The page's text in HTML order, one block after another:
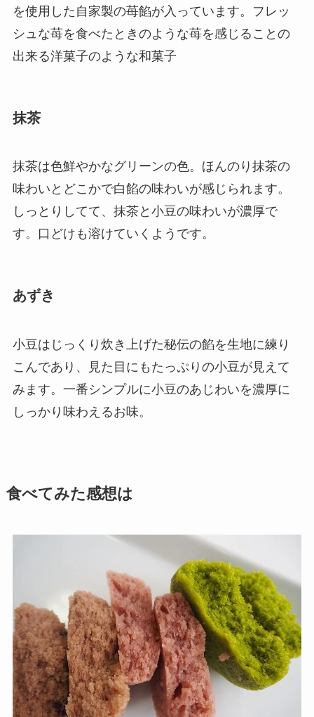
を使用した自家製の苺餡が入っています。フレッ
シュな苺を食べたときのような苺を感じることの
出来る洋菓子のような和菓子
抹茶
抹茶は色鮮やかなグリーンの色。ほんのり抹茶の
味わいとどこかで白餡の味わいが感じられます。
しっとりしてて、抹茶と小豆の味わいが濃厚で
す。口どけも溶けていくようです。
あずき
小豆はじっくり炊き上げた秘伝の餡を生地に練り
こんであり、見た目にもたっぷりの小豆が見えて
みます。一番シンプルに小豆のあじわいを濃厚に
しっかり味わえるお味。
食べてみた感想は